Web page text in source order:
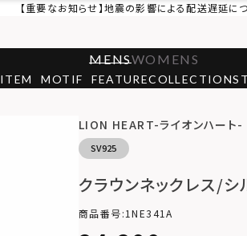
【重要なお知らせ】地震の影響による配送遅延に
MENSWOMENS
ITEM MOTIF FEATURECOLLECTION
LION HEART-ライオンハート-
SV925
クラウンネックレス/
商品番号 1NE341A